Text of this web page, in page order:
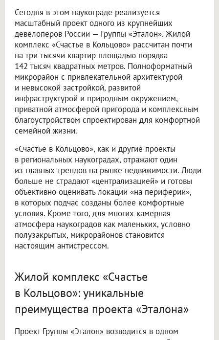
Сегодня в этом наукограде реализуется
масштабный проект одного из крупнейших
девелоперов России — Группы «Эталон». Жилой
комплекс «Счастье в Кольцово» рассчитан почти
на три тысячи квартир площадью порядка
142 тысяч квадратных метров. Полноформатный
микрорайон с привлекательной архитектурой
и невысокой застройкой, развитой
инфраструктурой и природным окружением,
приватной атмосферой пригорода и комплексным
благоустройством спроектирован для комфортной
семейной жизни.
«Счастье в Кольцово», как и другие проекты
в региональных наукоградах, отражают один
из главных трендов на рынке недвижимости. Люди
больше не страдают «централизацией» и готовы
объективно оценивать локации «на периферии»,
в которых подчас созданы более комфортные
условия. Кроме того, для многих камерная
атмосфера наукоградов как маленьких, условно
полузакрытых, микрорайонов становится
настоящим антистрессом.
Жилой комплекс «Счастье
в Кольцово»: уникальные
преимущества проекта «Эталона»
Проект Группы «Эталон» возводится в одном